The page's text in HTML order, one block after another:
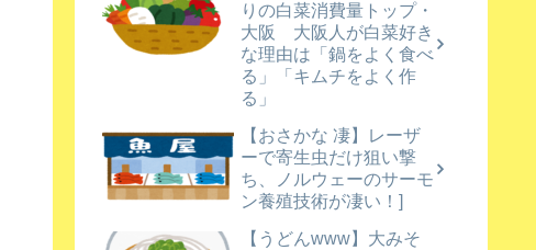
りの白菜消費量トップ・
大阪 大阪人が白菜好き
な理由は「鍋をよく食べ
る」「キムチをよく作
る」
【おさかな 凄】レーザ
ーで寄生虫だけ狙い撃
ち、ノルウェーのサーモ
ン養殖技術が凄い！]
【うどんwww】大みそ